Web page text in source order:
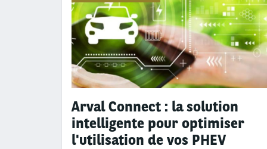
Arval Connect : la solution
intelligente pour optimiser
l'utilisation de vos PHEV